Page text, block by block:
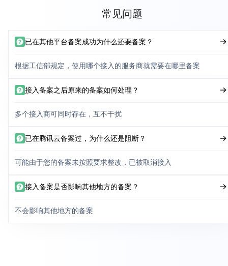
常见问题
已在其他平台备案成功为什么还要备案？
根据工信部规定，使用哪个接入的服务商就需要在哪里备案
接入备案之后原来的备案如何处理？
多个接入商可同时存在，互不干扰
已在腾讯云备案过，为什么还是阻断？
可能由于您的备案未按照要求整改，已被取消接入
接入备案是否影响其他地方的备案？
不会影响其他地方的备案